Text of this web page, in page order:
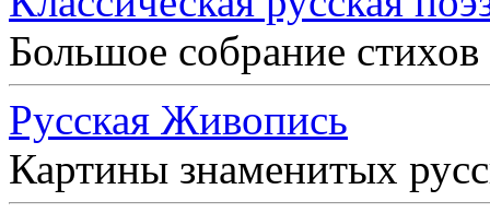
Большое собрание
Русская Живопись
Картины знаменитых